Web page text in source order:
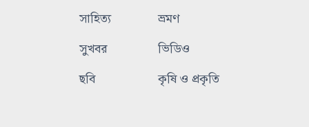
সাহিত্য
ভ্রমণ
সুখবর
ভিডিও
ছবি
কৃষি ও প্রকৃতি